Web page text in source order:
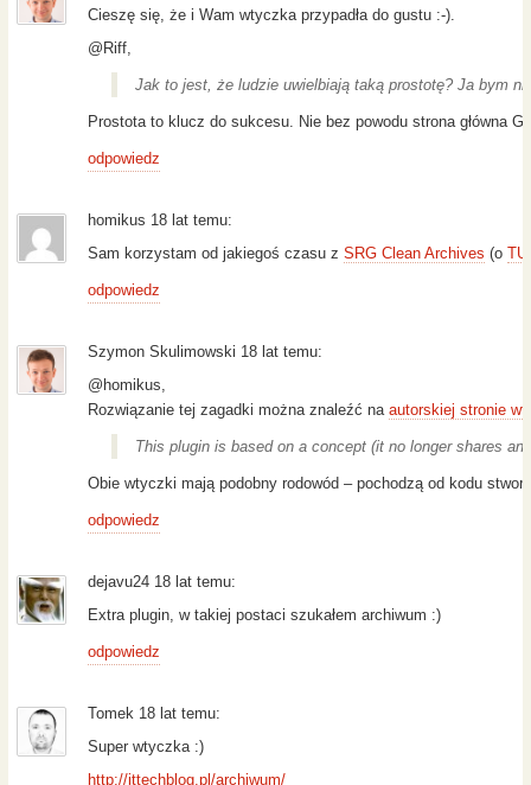
Cieszę się, że i Wam wtyczka przypadła do gustu :-).
@Riff,
Jak to jest, że ludzie uwielbiają taką prostotę? Ja bym
Prostota to klucz do sukcesu. Nie bez powodu strona główna
odpowiedz
homikus 18 lat temu:
Sam korzystam od jakiegoś czasu z SRG Clean Archives (o
odpowiedz
Szymon Skulimowski 18 lat temu:
@homikus,
Rozwiązanie tej zagadki można znaleźć na autorskiej stronie
This plugin is based on a concept (it no longer shares
Obie wtyczki mają podobny rodowód – pochodzą od kodu
odpowiedz
dejavu24 18 lat temu:
Extra plugin, w takiej postaci szukałem archiwum :)
odpowiedz
Tomek 18 lat temu:
Super wtyczka :)
http://ittechblog.pl/archiwum/